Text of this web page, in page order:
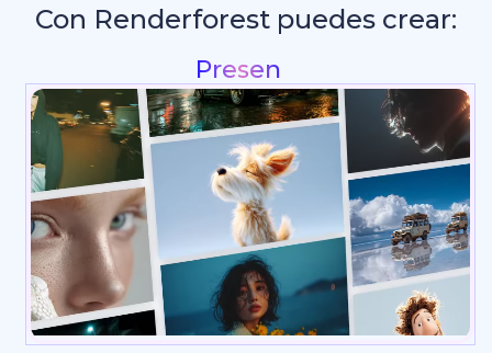
Con Renderforest puedes crear:
Gráficos para redes